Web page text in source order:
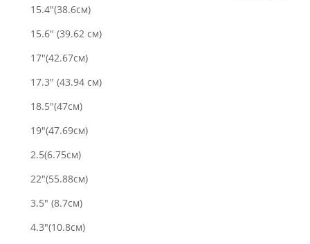
15.4"(38.6см)
15.6" (39.62 см)
17"(42.67см)
17.3" (43.94 см)
18.5"(47см)
19"(47.69см)
2.5(6.75см)
22"(55.88см)
3.5" (8.7см)
4.3"(10.8см)